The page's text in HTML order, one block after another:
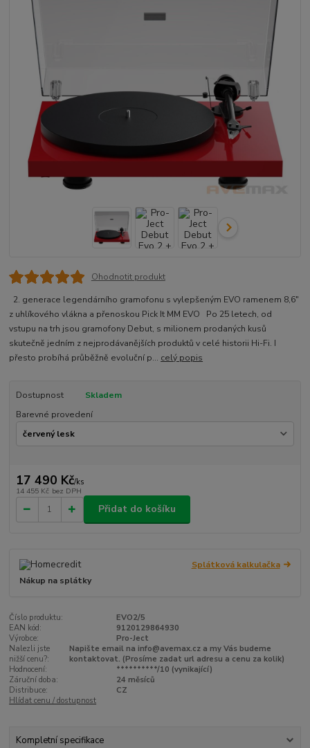
Ohodnotit produkt
2. generace legendárního gramofonu s vylepšeným EVO ramenem 8,6"
z uhlíkového vlákna a přenoskou Pick It MM EVO Po 25 letech, od
vstupu na trh jsou gramofony Debut, s milionem prodaných kusů
skutečně jedním z nejprodávanějších produktů v celé historii Hi-Fi. I
přesto probíhá průběžně evoluční p... celý popis
Dostupnost
Skladem
Barevné provedení
17 490 Kč/ks
14 455 Kč bez DPH
Přidat do košíku
Splátková kalkulačka
Nákup na splátky
Číslo produktu:
EVO2/5
EAN kód:
9120129864930
Výrobce:
Pro-Ject
Nalezli jste
nižší cenu?:
Napište email na info@avemax.cz a my Vás budeme
kontaktovat. (Prosíme zadat url adresu a cenu za kolik)
Hodnocení:
**********/10 (vynikající)
Záruční doba:
24 měsíců
Distribuce:
CZ
Hlídat cenu / dostupnost
Kompletní specifikace